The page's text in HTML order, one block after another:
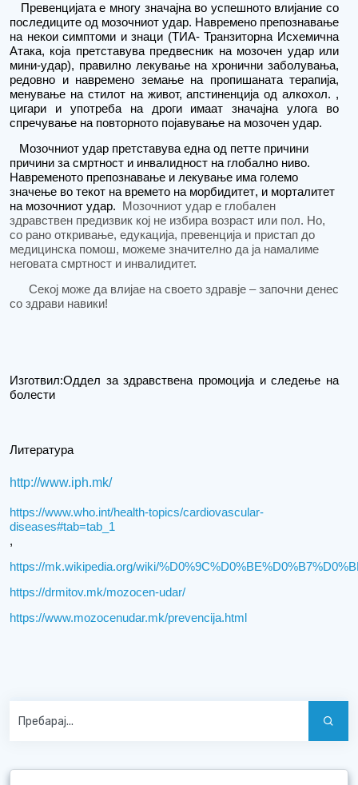
Превенцијата е многу значајна во успешното влијание со
последиците од мозочниот удар. Навремено препознавање
на некои симптоми и знаци (ТИА- Транзиторна Исхемична
Атака, која претставува предвесник на мозочен удар или
мини-удар), правилно лекување на хронични заболувања,
редовно и навремено земање на пропишаната терапија,
менување на стилот на живот, апстиненција од алкохол. ,
цигари и употреба на дроги имаат значајна улога во
спречување на повторното појавување на мозочен удар.
Мозочниот удар претставува една од петте причини
причини за смртност и инвалидност на глобално ниво.
Навременото препознавање и лекување има големо
значење во текот на времето на морбидитет, и морталитет
на мозочниот удар. Мозочниот удар е глобален
здравствен предизвик кој не избира возраст или пол. Но,
со рано откривање, едукација, превенција и пристап до
медицинска помош, можеме значително да ја намалиме
неговата смртност и инвалидитет.
Секој може да влијае на своето здравје – започни денес
со здрави навики!
Изготвил:Оддел за здравствена промоција и следење на
болести
Литература
http://www.iph.mk/
https://www.who.int/health-topics/cardiovascular-
diseases#tab=tab_1
,
https://mk.wikipedia.org/wiki/
https://drmitov.mk/mozocen-udar/
https://www.mozocenudar.mk/prevencija.html